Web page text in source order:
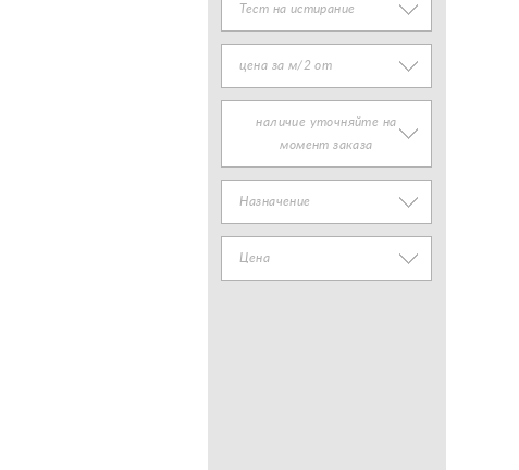
Тест на истирание
цена за м/2 от
наличие уточняйте на
момент заказа
Назначение
Цена